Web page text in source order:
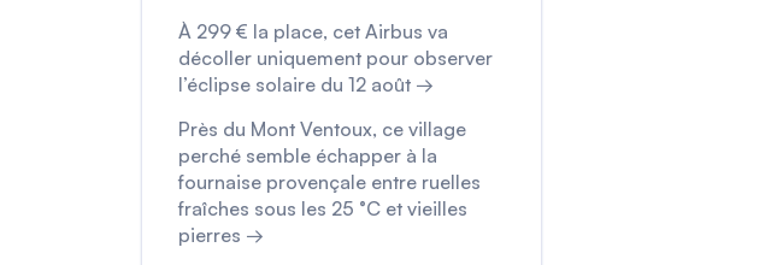
À 299 € la place, cet Airbus va
décoller uniquement pour observer
l’éclipse solaire du 12 août →
Près du Mont Ventoux, ce village
perché semble échapper à la
fournaise provençale entre ruelles
fraîches sous les 25 °C et vieilles
pierres →